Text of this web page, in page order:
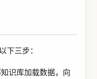
下三步：
识库加载数据，向